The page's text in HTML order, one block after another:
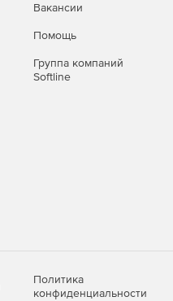
Вакансии
Помощь
Группа компаний
Softline
Политика
конфиденциальности